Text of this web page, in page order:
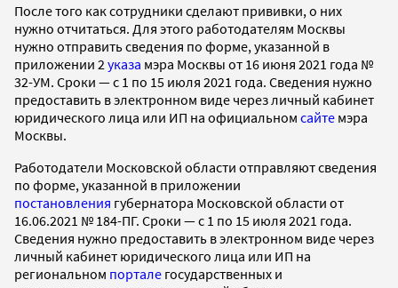
После того как сотрудники сделают прививки, о них
нужно отчитаться. Для этого работодателям Москвы
нужно отправить сведения по форме, указанной в
приложении 2 указа мэра Москвы от 16 июня 2021 года №
32-УМ. Сроки — с 1 по 15 июля 2021 года. Сведения нужно
предоставить в электронном виде через личный кабинет
юридического лица или ИП на официальном сайте мэра
Москвы.
Работодатели Московской области отправляют сведения
по форме, указанной в приложении
постановления губернатора Московской области от
16.06.2021 № 184-ПГ. Сроки — с 1 по 15 июля 2021 года.
Сведения нужно предоставить в электронном виде через
личный кабинет юридического лица или ИП на
региональном портале государственных и